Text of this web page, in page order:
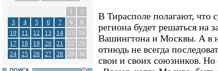
1
2
3
4 5 6 7 8
9
10
11 12 13 14 15
16
17
18 19 20 21 22 23
24
25 26 27 28 29 30
В Тирасполе полагают, что
региона будет решаться на
Вашингтона и Москвы. А в
отнюдь не всегда
свои и своих союзников.